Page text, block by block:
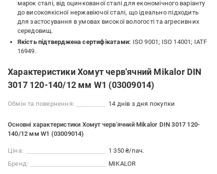
марок сталі, від оцинкованої сталі для економічного варіанту
до високоякісної нержавіючої сталі, що ідеально підходить
для застосування в умовах високої вологості та агресивних
середовищ.
Якість підтверджена сертифікатами: ISO 9001; ISO 14001; IATF
16949.
Характеристики Хомут черв'ячний Mikalor DIN
3017 120-140/12 мм W1 (03009014)
Обмін та повернення: 14 днів з дня покупки
Основні характеристики Хомут черв'ячний Mikalor DIN 3017 120-
140/12 мм W1 (03009014)
Ціна:
1 350 ₴/пач.
Бренд:
MIKALOR